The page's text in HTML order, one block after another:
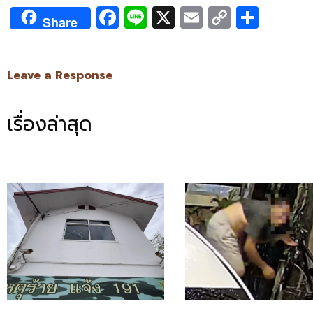
Share Facebook
Line
X Email
Copy
Leave a Response
เรื่องล่าสุด